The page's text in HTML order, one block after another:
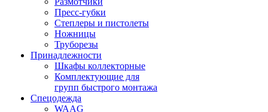
Пресс-губки
Степлеры и пистолеты
Ножницы
Труборезы
Принадлежности
Шкафы коллекторные
Комплектующие для
групп быстрого монтажа
Спецодежда
WAAG